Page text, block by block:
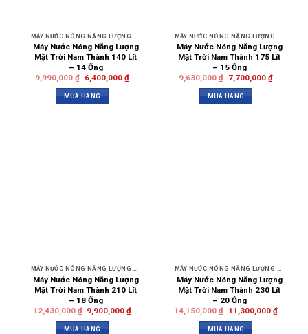
Máy Nước Nóng Năng Lượng
Mặt Trời Nam Thành 140 Lít
– 14 Ống
9,990,000₫ 6,400,000 ₫
MUA HÀNG
Máy Nước Nóng Năng Lượng
Mặt Trời Nam Thành 175 Lít
– 15 Ống
9,630,000₫ 7,700,000 ₫
MUA HÀNG
MÁY NƯỚC NÓNG NĂNG LƯỢNG MẶT TRỜI NAM THÀNH
Máy Nước Nóng Năng Lượng
Mặt Trời Nam Thành 210 Lít
– 18 Ống
12,430,000₫ 9,900,000₫
MUA HÀNG
MÁY NƯỚC NÓNG NĂNG LƯỢNG MẶT TRỜI NAM THÀNH
Máy Nước Nóng Năng Lượng
Mặt Trời Nam Thành 230 Lít
– 20 Ống
14,150,000₫ 11,300,000 ₫
MUA HÀNG